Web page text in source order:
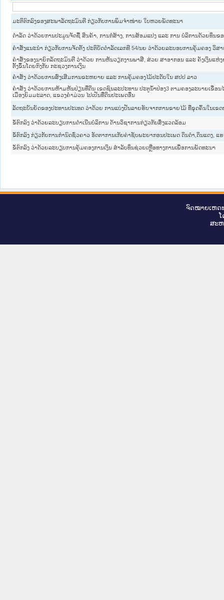
ມະຕິຕົກລົງຂອງສະພາລັດຖະມົນຕີ ກ່ຽວກັບການພິມຈຳໜ່າຍ ໃບຫວຍພັດທະນາ
ດຳລັດ ວ່າດ້ວຍການປະມູນຈັດຊື້ ສິນຄ້າ, ການກໍ່ສ້າງ, ການສ້ອມແປງ ແລະ ການ ບໍລິການດ້ວຍທຶນຂ
ຄຳສັ່ງແນະນຳ ກ່ຽວກັບການຈັດຕັ້ງ ປະຕິບັດດຳລັດເລກທີ 54/ນຍ ວ່າດ້ວຍລະບອບການຄຸ້ມຄອງ ວິສ
ຄຳສັ່ງຂອງນາຍົກລັດຖະມົນຕີ ວ່າດ້ວຍ ການຫັນວຽກງານພາສີ, ສ່ວຍ ສາອາກອນ ແລະ ຄັງເງິນແຫ່
ຕັ້ງຂຶ້ນໂດຍກົງກັບ ກະຊວງການເງິນ
ຄຳສັ່ງ ວ່າດ້ວຍການສົ່ງເສີມການຂະຫຍາຍ ແລະ ການຄຸ້ມຄອງໄມ້ປະດັບໃນ ສປປ ລາວ
ຄຳສັ່ງ ວ່າດ້ວຍການຫ້າມຫັນປ່ຽນທີ່ດິນ ເຂດຊົນລະປະທານ ປະຕູນ້ຳປ່ອງ3 ຕາມຄອງລະບາຍເຂື່ອນ
ເມືອງຍົມມະລາດ, ແຂວງຄຳມ່ວນ ໄປເປັນທີ່ດິນປະເພດອື່ນ
ລັດຖະບັນຍັດຂອງປະທານປະເທດ ວ່າດ້ວຍ ການແບ່ງປັນລາຍຮັບຈາກການຂາຍໄມ້ ທີ່ຂຸດຄົ້ນໃນເຂ
ຂໍ້ຕົກລົງ ວ່າດ້ວຍລະບຽບການດຳເນີນບໍລິການ ດ້ານວິຊາການກ່ຽວກັບສິ່ງແວດລ້ອມ
ຂໍ້ຕົກລົງ ກ່ຽວກັບການກຳນົດຊົ່ວຄາວ ອັດຕາການເກັບຄ່າຊັບພະຍາກອນປະເພດ ດິນດຳ,ດິນແດງ, ແ
ຂໍ້ຕົກລົງ ວ່າດ້ວຍລະບຽບການຄຸ້ມຄອງການເງິນ ສຳລັບທຶນຊ່ວຍເຫຼືອທາງການເພື່ອການພັດທະນາ
ຈົດ​ໝາຍ​ເຫດ​
ສະ​ຫ